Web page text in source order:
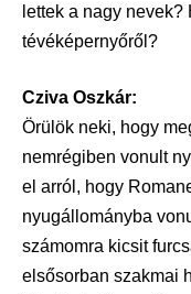
lettek a nagy
tévéképernyőről?
Cziva Oszkár:
Örülök neki, hogy
nemrégiben vonult
el arról, hogy
nyugállományba
számomra kicsit
elsősorban szakmai